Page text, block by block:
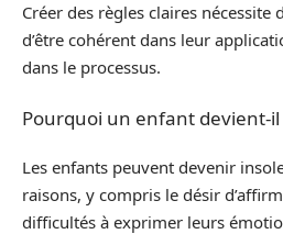
Créer des règles claires nécessite
d’être cohérent dans leur
dans le processus.
Pourquoi un enfant devient-il
Les enfants peuvent devenir
raisons, y compris le désir
difficultés à exprimer leurs